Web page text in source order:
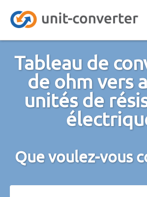
Tableau de
de ohm vers
unités de
Que voulez-vous